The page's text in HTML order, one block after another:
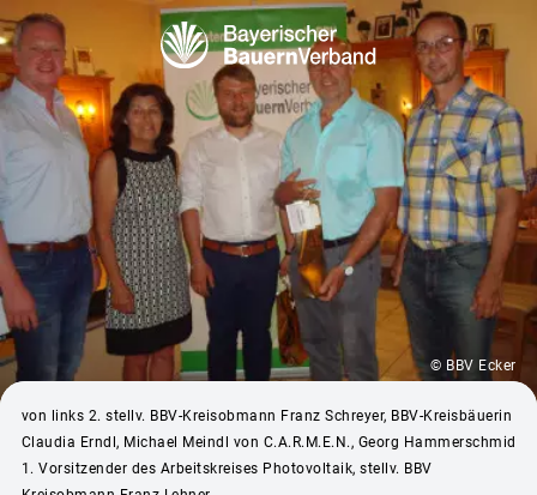
© BBV Ecker
von links 2. stellv. BBV-Kreisobmann Franz Schreyer, BBV-Kreisbäuerin
Claudia Erndl, Michael Meindl von C.A.R.M.E.N., Georg Hammerschmid
1. Vorsitzender des Arbeitskreises Photovoltaik, stellv. BBV